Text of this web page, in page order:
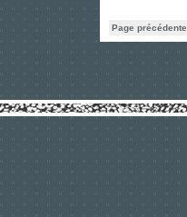
Page précédente